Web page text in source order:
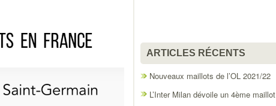
ARTICLES RÉCENTS
Nouveaux maillots de l’OL 2021/22
L’Inter Milan dévoile un 4ème maillot